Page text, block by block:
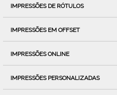
IMPRESSÕES DE RÓTULOS
IMPRESSÕES EM OFFSET
IMPRESSÕES ONLINE
IMPRESSÕES PERSONALIZADAS